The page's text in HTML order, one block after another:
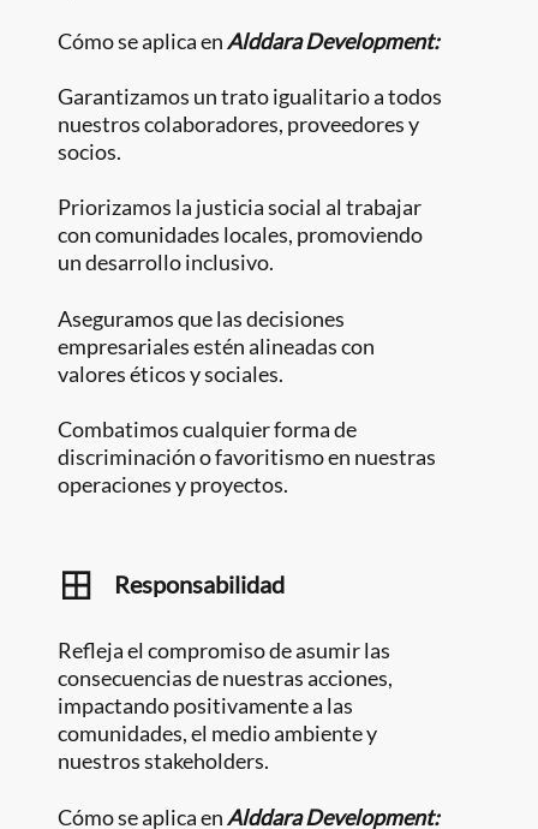
Cómo se aplica enAlddara Development:
Garantizamos un trato igualitario a todos
nuestros colaboradores, proveedores y
socios.
Priorizamos la justicia social al trabajar
con comunidades locales, promoviendo
un desarrollo inclusivo.
Aseguramos que las decisiones
empresariales estén alineadas con
valores éticos y sociales.
Combatimos cualquier forma de
discriminación o favoritismo en nuestras
operaciones y proyectos.
Responsabilidad
Refleja el compromiso de asumir las
consecuencias de nuestras acciones,
impactando positivamente a las
comunidades, el medio ambiente y
nuestros stakeholders.
Cómo se aplica enAlddara Development: